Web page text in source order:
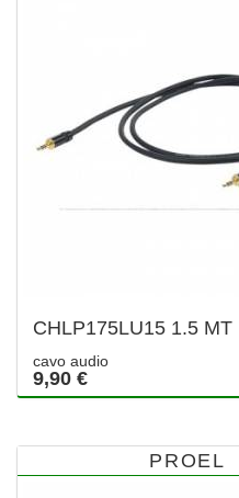
CHLP175LU15 1.5 MT
cavo audio
9,90 €
PROEL